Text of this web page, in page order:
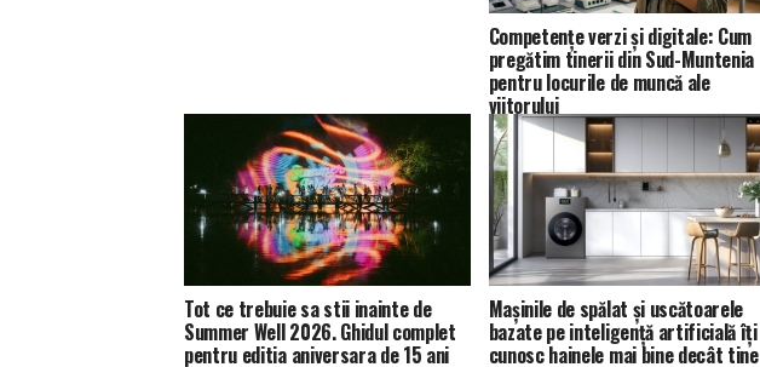
Competențe verzi și digitale: Cum
pregătim tinerii din Sud-Muntenia
pentru locurile de muncă ale
viitorului
Tot ce trebuie sa stii inainte de
Summer Well 2026. Ghidul complet
pentru editia aniversara de 15 ani
Mașinile de spălat și uscătoarele
bazate pe inteligență artificială îți
cunosc hainele mai bine decât tine